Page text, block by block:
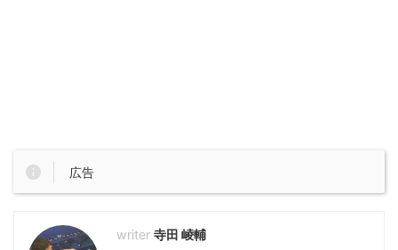
広告
寺田 崚輔